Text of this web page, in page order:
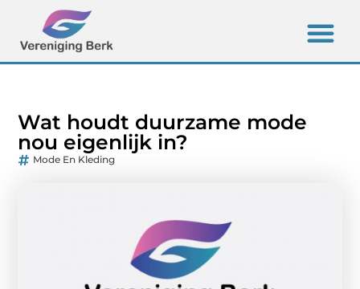
Wat houdt duurzame mode
nou eigenlijk in?
Mode En Kleding